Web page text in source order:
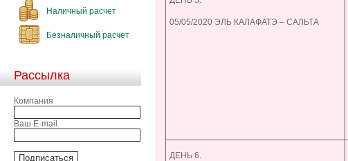
Наличный расчет
Безналичный расчет
Рассылка
Компания
Ваш E-mail
05/05/2020 ЭЛЬ КАЛАФАТЭ – САЛЬТА
ДЕНЬ 6.